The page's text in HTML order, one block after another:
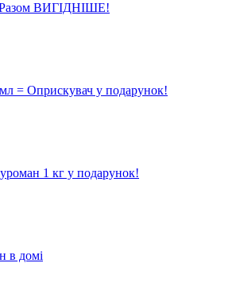
Разом ВИГІДНІШЕ!
= Оприскувач у подарунок!
1 кг у подарунок!
в домі